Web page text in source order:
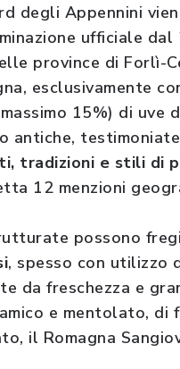
degli Appennini
ufficiale dal
province di Forlì-
esclusivamente
15%) di uve
antiche,
tradizioni e stili di
12 menzioni
possono
, spesso con utilizzo
da freschezza e
e mentolato, di
il Romagna